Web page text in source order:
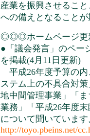
産業を振興させるこ
への備えとなること
◎◎◎ホームページ
●「議会発言」のペー
を掲載(4月11日更新)
平成26年度予算の内
ステム上の不具合対
地中間管理事業」「
業務」「平成26年度
について聞いています
http://toyo.pbeins.net/